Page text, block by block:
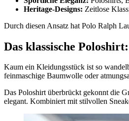
Heritage-Designs: Zeitlose
Durch diesen Ansatz hat Polo Ralph
Das klassische
Kaum ein Kleidungsstück ist so
feinmaschige Baumwolle oder
Das Poloshirt überbrückt gekonnt die
elegant. Kombiniert mit stilvollen